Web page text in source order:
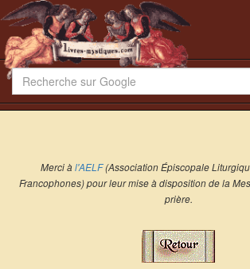
Merci à l'AELF(Association Épiscopale
Francophones) pour leur mise à disposition de la
prière.